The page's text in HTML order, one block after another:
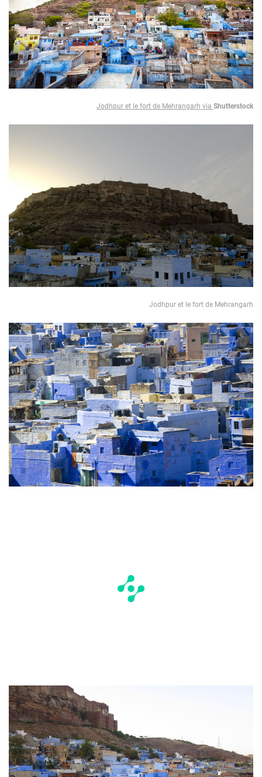
Jodhpur et le fort de Mehrangarh via Shutterstock
Jodhpur et le fort de Mehrangarh